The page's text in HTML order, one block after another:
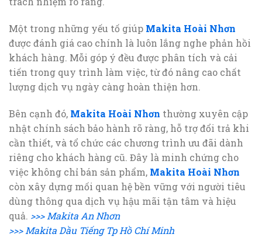
Một trong những yếu tố giúp Makita Hoài Nhơn
được đánh giá cao chính là luôn lắng nghe phản hồi
khách hàng. Mỗi góp ý đều được phân tích và cải
tiến trong quy trình làm việc, từ đó nâng cao chất
lượng dịch vụ ngày càng hoàn thiện hơn.
Bên cạnh đó, Makita Hoài Nhơn thường xuyên cập
nhật chính sách bảo hành rõ ràng, hỗ trợ đổi trả khi
cần thiết, và tổ chức các chương trình ưu đãi dành
riêng cho khách hàng cũ. Đây là minh chứng cho
việc không chỉ bán sản phẩm, Makita Hoài Nhơn
còn xây dựng mối quan hệ bền vững với người tiêu
dùng thông qua dịch vụ hậu mãi tận tâm và hiệu
quả. >>> Makita An Nhơn
>>> Makita Dầu Tiếng Tp Hồ Chí Minh